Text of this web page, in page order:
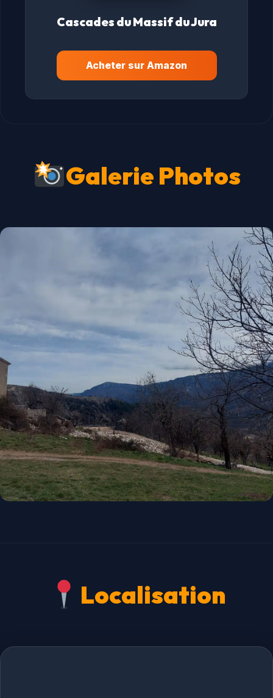
Cascades du Massif du Jura
Acheter sur Amazon
Galerie Photos
Localisation